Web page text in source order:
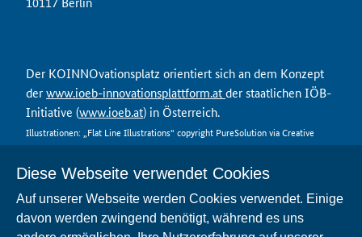
Diese Webseite verwendet Cookies
Auf unserer Webseite werden Cookies verwendet. Einige
davon werden zwingend benötigt, während es uns
Der KOINNOvationsplatz orientiert sich an dem Konzept
derwww.ioeb-innovationsplattform.atder staatlichen IÖB-
Initiative (www.ioeb.at) in Österreich.
Illustrationen: „Flat Line Illustrations“ copyright PureSolution via Creative
Kontakt